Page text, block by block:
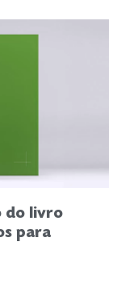
do livro
para